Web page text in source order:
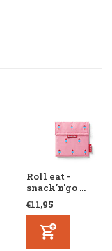
Roll eat -
snack'n'go ...
€11,95